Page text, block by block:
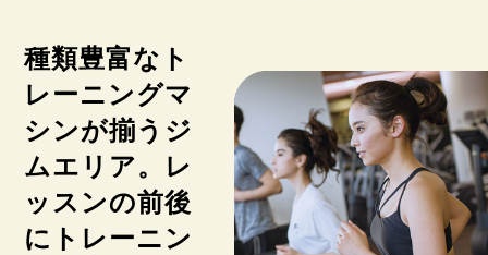
種類豊富なト
レーニングマ
シンが揃うジ
ムエリア。レ
ッスンの前後
にトレーニン